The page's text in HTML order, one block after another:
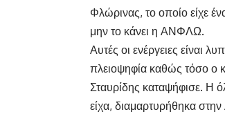
Φλώρινας, το οποίο είχε
μην το κάνει η ΑΝΦΛΩ.
Αυτές οι ενέργειες είναι
πλειοψηφία καθώς τόσο ο
Σταυρίδης καταψήφισε. Η
είχα, διαμαρτυρήθηκα